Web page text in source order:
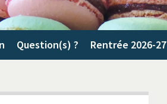
Question(s) ? Rentrée 2026-27